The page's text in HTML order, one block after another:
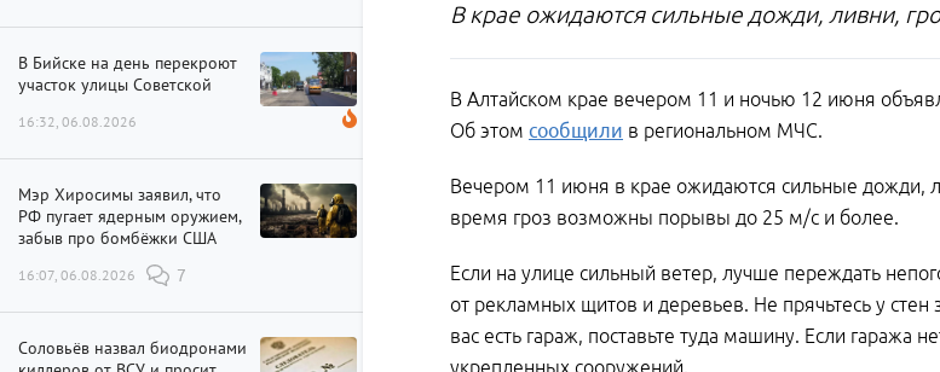
В Бийске на день перекроют
участок улицы Советской
16:32, 06.08.2026
Мэр Хиросимы заявил, что
РФ пугает ядерным оружием,
забыв про бомбёжки США
16:07, 06.08.2026 7
Соловьёв назвал биодронами
В крае ожидаются сильные дожди, ливни,
В Алтайском крае вечером 11 и ночью 12 июня
Об этом сообщили в региональном МЧС.
Вечером 11 июня в крае ожидаются сильные дожди,
время гроз возможны порывы до 25 м/с и более.
Если на улице сильный ветер, лучше переждать
от рекламных щитов и деревьев. Не прячьтесь у стен
вас есть гараж, поставьте туда машину. Если гаража
укрепленных сооружений.